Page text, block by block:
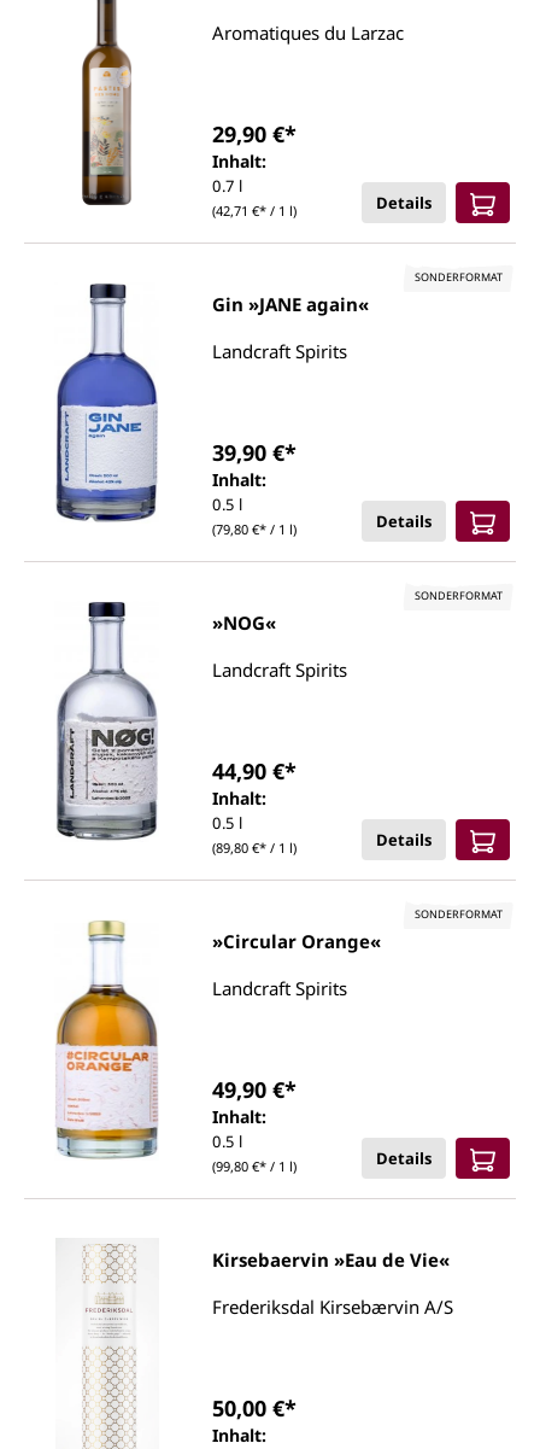
Aromatiques du Larzac
Inhalt:
0.7 l
(42,71 €* / 1 l)
29,90 €*
Details
SONDERFORMAT
Gin »JANE again«
Landcraft Spirits
Inhalt:
0.5 l
(79,80 €* / 1 l)
39,90 €*
Details
SONDERFORMAT
»NOG«
Landcraft Spirits
Inhalt:
0.5 l
(89,80 €* / 1 l)
44,90 €*
Details
SONDERFORMAT
»Circular Orange«
Landcraft Spirits
Inhalt:
0.5 l
(99,80 €* / 1 l)
49,90 €*
Details
Kirsebaervin »Eau de Vie«
Frederiksdal Kirsebærvin A/S
Inhalt:
50,00 €*